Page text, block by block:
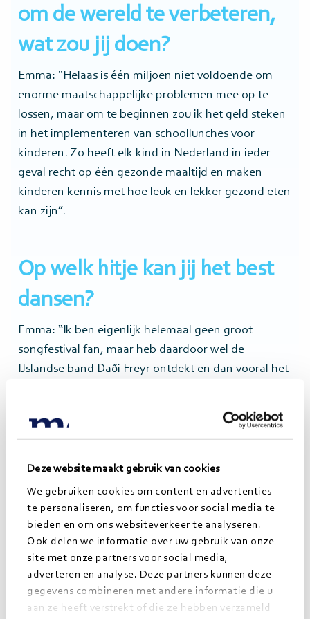
Deze website maakt gebruik van cookies
We gebruiken cookies om content en advertenties
te personaliseren, om functies voor social media te
bieden en om ons websiteverkeer te analyseren.
Ook delen we informatie over uw gebruik van onze
site met onze partners voor social media,
adverteren en analyse. Deze partners kunnen deze
gegevens combineren met andere informatie die u
aan ze heeft verstrekt of die ze hebben verzameld
om de wereld te verbeteren,
wat zou jij doen?
Emma: “Helaas is één miljoen niet voldoende om
enorme maatschappelijke problemen mee op te
lossen, maar om te beginnen zou ik het geld steken
in het implementeren van schoollunches voor
kinderen. Zo heeft elk kind in Nederland in ieder
geval recht op één gezonde maaltijd en maken
kinderen kennis met hoe leuk en lekker gezond eten
kan zijn”.
Op welk hitje kan jij het best
dansen?
Emma: “Ik ben eigenlijk helemaal geen groot
songfestival fan, maar heb daardoor wel de
IJslandse band Daði Freyr ontdekt en dan vooral het
bijpassende dansje gaan dan ook nooit meer uit
mijn hoofd. Afgelopen zomer heb ik ze ook live op
vaker gedraaid.”
Kan jouw organisatie wel een Jong
Morgens talent gebruiken?